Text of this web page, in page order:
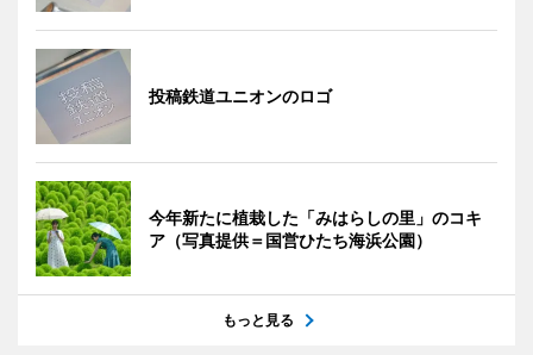
投稿鉄道ユニオンのロゴ
今年新たに植栽した「みはらしの里」のコキ
ア（写真提供＝国営ひたち海浜公園）
もっと見る